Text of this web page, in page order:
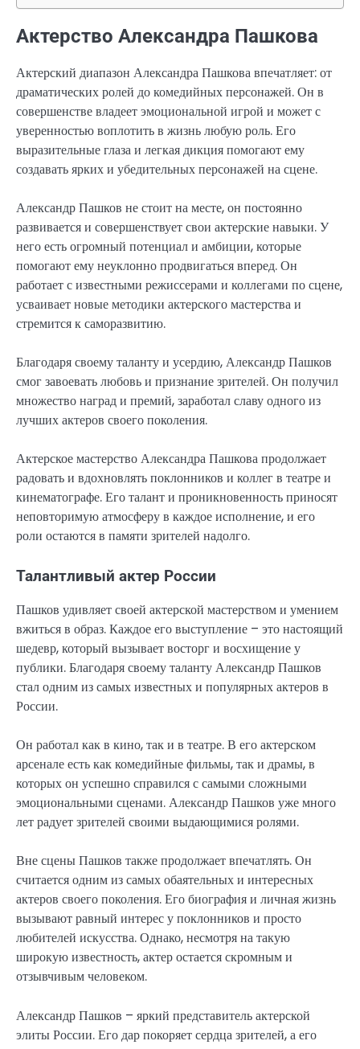
Актерство Александра Пашкова
Актерский диапазон Александра Пашкова впечатляет: от
драматических ролей до комедийных персонажей. Он в
совершенстве владеет эмоциональной игрой и может с
уверенностью воплотить в жизнь любую роль. Его
выразительные глаза и легкая дикция помогают ему
создавать ярких и убедительных персонажей на сцене.
Александр Пашков не стоит на месте, он постоянно
развивается и совершенствует свои актерские навыки. У
него есть огромный потенциал и амбиции, которые
помогают ему неуклонно продвигаться вперед. Он
работает с известными режиссерами и коллегами по сцене,
усваивает новые методики актерского мастерства и
стремится к саморазвитию.
Благодаря своему таланту и усердию, Александр Пашков
смог завоевать любовь и признание зрителей. Он получил
множество наград и премий, заработал славу одного из
лучших актеров своего поколения.
Актерское мастерство Александра Пашкова продолжает
радовать и вдохновлять поклонников и коллег в театре и
кинематографе. Его талант и проникновенность приносят
неповторимую атмосферу в каждое исполнение, и его
роли остаются в памяти зрителей надолго.
Талантливый актер России
Пашков удивляет своей актерской мастерством и умением
вжиться в образ. Каждое его выступление – это настоящий
шедевр, который вызывает восторг и восхищение у
публики. Благодаря своему таланту Александр Пашков
стал одним из самых известных и популярных актеров в
России.
Он работал как в кино, так и в театре. В его актерском
арсенале есть как комедийные фильмы, так и драмы, в
которых он успешно справился с самыми сложными
эмоциональными сценами. Александр Пашков уже много
лет радует зрителей своими выдающимися ролями.
Вне сцены Пашков также продолжает впечатлять. Он
считается одним из самых обаятельных и интересных
актеров своего поколения. Его биография и личная жизнь
вызывают равный интерес у поклонников и просто
любителей искусства. Однако, несмотря на такую
широкую известность, актер остается скромным и
отзывчивым человеком.
Александр Пашков – яркий представитель актерской
элиты России. Его дар покоряет сердца зрителей, а его